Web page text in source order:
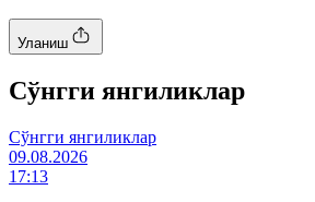
Уланиш
Cўнгги янгиликлар
Cўнгги янгиликлар
09.08.2026
17:13